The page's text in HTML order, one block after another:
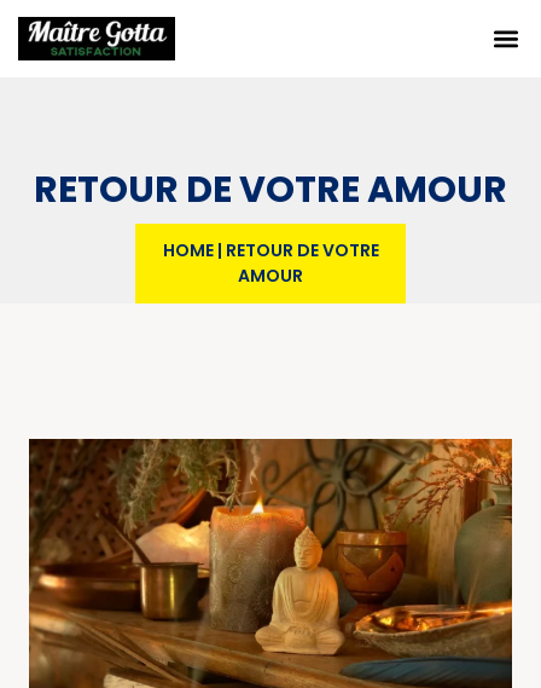
RETOUR DE VOTRE AMOUR
HOME| RETOUR DE VOTRE
AMOUR